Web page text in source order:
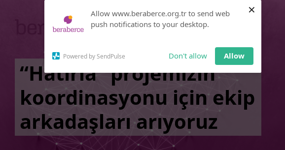
Allow www.beraberce.org.tr to send web
push notifications to your desktop.
Powered by SendPulse Don't allow Allow
×
notifications!
Click the bell icon to enable
“Hatırla” projemizin
koordinasyonu için ekip
arkadaşları arıyoruz